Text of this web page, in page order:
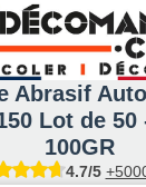
Abrasif
Lot de 50
100GR
4.7/5